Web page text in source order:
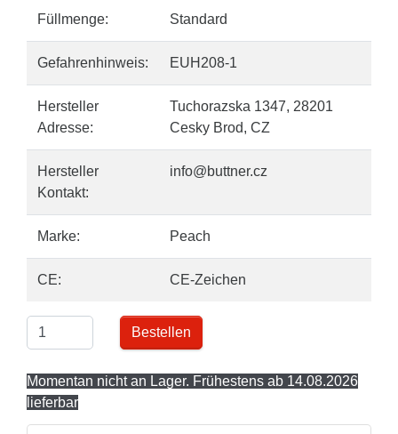
Füllmenge: Standard
Gefahrenhinweis: EUH208-1
Hersteller
Adresse:
Tuchorazska 1347, 28201
Cesky Brod, CZ
Hersteller
Kontakt:
info@buttner.cz
Marke: Peach
CE: CE-Zeichen
Bestellen
Momentan nicht an Lager. Frühestens ab 14.08.2026
lieferbar